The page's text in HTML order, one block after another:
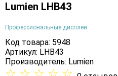
Lumien LHB43
Профессиональные дисплеи
Код товара: 5948
Артикул: LHB43
Производитель: Lumien